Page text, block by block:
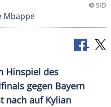
©SID
Mbappe
Hinspiel des
gegen Bayern
nach auf Kylian